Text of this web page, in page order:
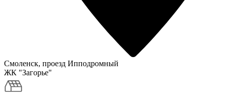
Смоленск, проезд Ипподромный
ЖК "Загорье"